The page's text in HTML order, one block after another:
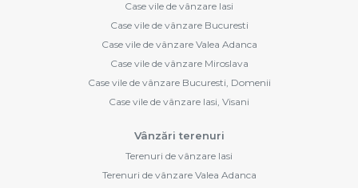
Case vile de vânzare Iasi
Case vile de vânzare Bucuresti
Case vile de vânzare Valea Adanca
Case vile de vânzare Miroslava
Case vile de vânzare Bucuresti, Domenii
Case vile de vânzare Iasi, Visani
Vânzări terenuri
Terenuri de vânzare Iasi
Terenuri de vânzare Valea Adanca